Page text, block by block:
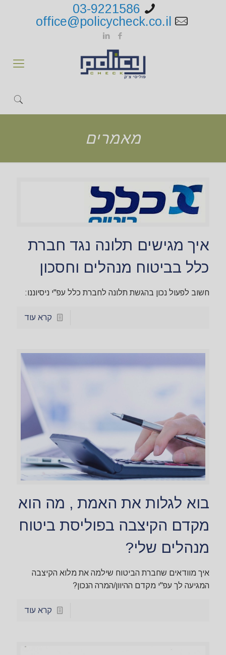
03-9221586
office@policycheck.co.il
מאמרים
איך מגישים תלונה נגד חברת
כלל בביטוח מנהלים וחסכון
חשוב לפעול נכון בהגשת תלונה לחברת כלל עפ"י ניסיוננו:
קרא עוד
בוא לגלות את האמת , מה הוא
מקדם הקיצבה בפוליסת ביטוח
מנהלים שלי?
איך מוודאים שחברת הביטוח שילמה את מלוא הקיצבה
המגיעה לך עפ"י מקדם ההיוון/המרה הנכון?
קרא עוד